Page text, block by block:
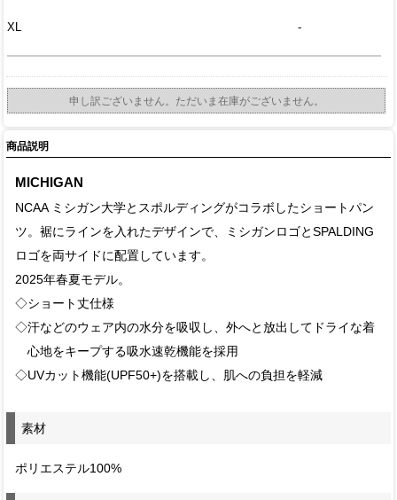
XL -
申し訳ございません。ただいま在庫がございません。
商品説明
MICHIGAN
NCAA ミシガン大学とスポルディングがコラボしたショートパン
ツ。裾にラインを入れたデザインで、ミシガンロゴとSPALDING
ロゴを両サイドに配置しています。
2025年春夏モデル。
◇ショート丈仕様
◇汗などのウェア内の水分を吸収し、外へと放出してドライな着
心地をキープする吸水速乾機能を採用
◇UVカット機能(UPF50+)を搭載し、肌への負担を軽減
素材
ポリエステル100%